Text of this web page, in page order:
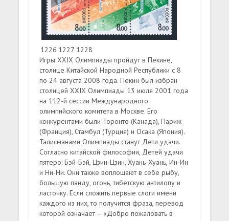
1226 1227 1228
Игры XXIX Олимпиады пройдут в Пекине,
столице Китайской Народной Республики с 8
по 24 августа 2008 года. Пекин был избран
столицей XXIX Олимпиады 13 июля 2001 года
на 112-й сессии Международного
олимпийского комитета в Москве. Его
конкурентами были Торонто (Канада), Париж
(Франция), Стамбул (Турция) и Осака (Япония).
Талисманами Олимпиады станут Дети удачи.
Согласно китайской философии, Детей удачи
пятеро: Бэй-Бэй, Цзин-Цзин, Хуань-Хуань, Ин-Ин
и Ни-Ни. Они также воплощают в себе рыбу,
большую панду, огонь, тибетскую антилопу и
ласточку. Если сложить первые слоги имени
каждого из них, то получится фраза, перевод
которой означает – «Добро пожаловать в